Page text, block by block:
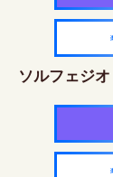
ソルフェジ